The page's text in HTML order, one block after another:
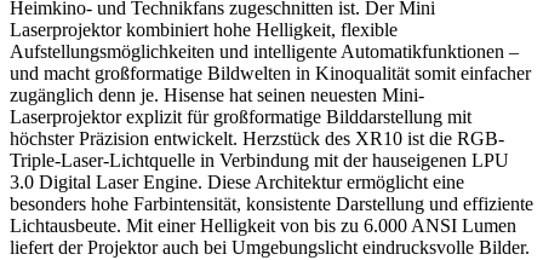
Heimkino- und Technikfans zugeschnitten ist. Der Mini
Laserprojektor kombiniert hohe Helligkeit, flexible
Aufstellungsmöglichkeiten und intelligente Automatikfunktionen –
und macht großformatige Bildwelten in Kinoqualität somit einfacher
zugänglich denn je. Hisense hat seinen neuesten Mini-
Laserprojektor explizit für großformatige Bilddarstellung mit
höchster Präzision entwickelt. Herzstück des XR10 ist die RGB-
Triple-Laser-Lichtquelle in Verbindung mit der hauseigenen LPU
3.0 Digital Laser Engine. Diese Architektur ermöglicht eine
besonders hohe Farbintensität, konsistente Darstellung und effiziente
Lichtausbeute. Mit einer Helligkeit von bis zu 6.000 ANSI Lumen
liefert der Projektor auch bei Umgebungslicht eindrucksvolle Bilder.